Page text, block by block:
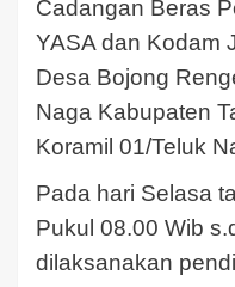
Cadangan Beras
YASA dan Kodam
Desa Bojong
Naga Kabupaten
Koramil 01/Teluk
Pada hari Selasa
Pukul 08.00 Wib
dilaksanakan